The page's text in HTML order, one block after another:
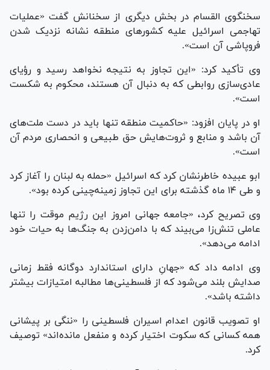
سخنگوی القسام در بخش دیگری از سخنانش گفت «عملیات
تهاجمی اسرائیل علیه کشور‌های منطقه نشانه نزدیک شدن
فروپاشی آن است».
وی تأکید کرد: «این تجاوز به نتیجه نخواهد رسید و رؤیای
عادی‌سازی روابطی که به دنبال آن هستند، محکوم به شکست
است».
او در پایان افزود: «حاکمیت منطقه تنها باید در دست ملت‌های
آن باشد و منابع و ثروت‌هایش حق طبیعی و انحصاری مردم آن
است».
ابو عبیده خاطرنشان کرد که اسرائیل «حمله به لبنان را آغاز کرد
و طی ۱۴ ماه گذشته برای این تجاوز زمینه‌چینی کرده بود».
وی تصریح کرد، «جامعه جهانی امروز این رژیم موقت را تنها
عاملی تنش‌زا می‌بیند که با دامن‌زدن به جنگ‌ها به حیات خود
ادامه می‌دهد».
وی ادامه داد که «جهانِ دارای استاندارد دوگانه فقط زمانی
صدایش بلند می‌شود که از فلسطینی‌ها مطالبه امتیازات بیشتر
داشته باشد».
او تصویب قانون اعدام اسیران فلسطینی را «ننگی بر پیشانی
همه کسانی که سکوت اختیار کرده و منفعل مانده‌اند» توصیف
کرد.